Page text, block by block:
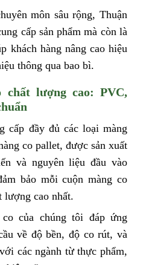
môn sâu rộng, Thuận
cấp sản phẩm mà còn là
khách hàng nâng cao hiệu
thông qua bao bì.
chất lượng cao: PVC,
cấp đầy đủ các loại màng
co pallet, được sản xuất
và nguyên liệu đầu vào
bảo mỗi cuộn màng co
lượng cao nhất.
co của chúng tôi đáp ứng
về độ bền, độ co rút, và
các ngành từ thực phẩm,